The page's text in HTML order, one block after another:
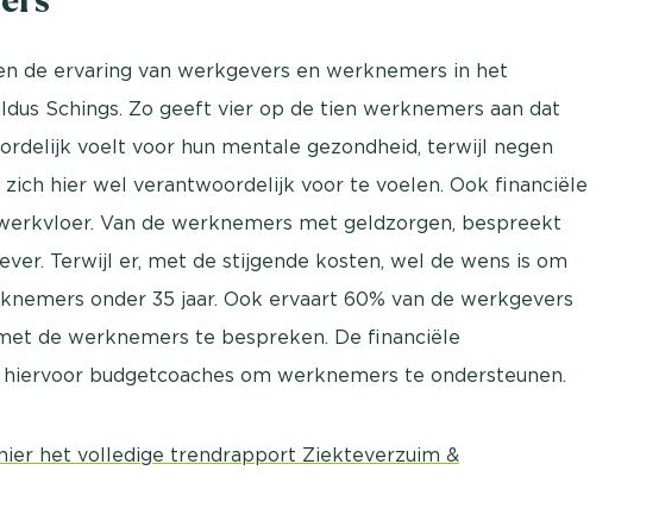
de ervaring van werkgevers en werknemers in het
Schings. Zo geeft vier op de tien werknemers aan dat
voelt voor hun mentale gezondheid, terwijl negen
hier wel verantwoordelijk voor te voelen. Ook financiële
Van de werknemers met geldzorgen, bespreekt
Terwijl er, met de stijgende kosten, wel de wens is om
onder 35 jaar. Ook ervaart 60% van de werkgevers
de werknemers te bespreken. De financiële
budgetcoaches om werknemers te ondersteunen.
het volledige trendrapport Ziekteverzuim &